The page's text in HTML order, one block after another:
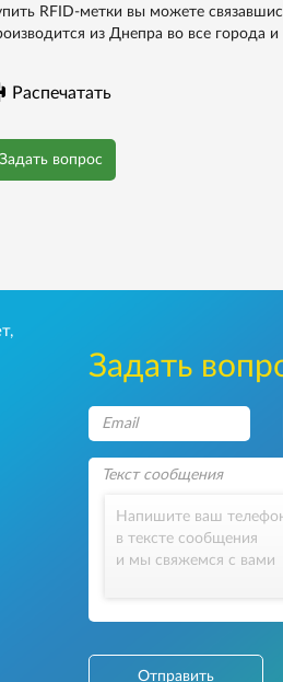
RFID-метки вы можете
из Днепра во все города
Распечатать
Задать вопрос
Задать
Напишите ваш
в тексте сообщения
и мы свяжемся с вами
Отправить